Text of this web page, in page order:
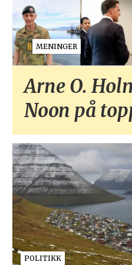
MENINGER
Arne O.
Noon på
POLITIKK